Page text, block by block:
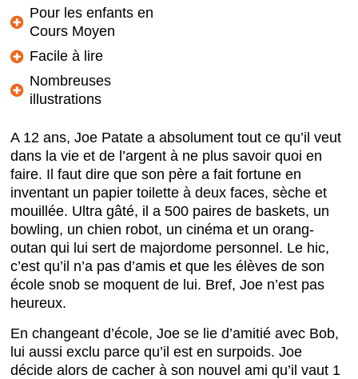
Pour les enfants en
Cours Moyen
Facile à lire
Nombreuses
illustrations
A 12 ans, Joe Patate a absolument tout ce qu’il veut
dans la vie et de l’argent à ne plus savoir quoi en
faire. Il faut dire que son père a fait fortune en
inventant un papier toilette à deux faces, sèche et
mouillée. Ultra gâté, il a 500 paires de baskets, un
bowling, un chien robot, un cinéma et un orang-
outan qui lui sert de majordome personnel. Le hic,
c’est qu’il n’a pas d’amis et que les élèves de son
école snob se moquent de lui. Bref, Joe n’est pas
heureux.
En changeant d’école, Joe se lie d’amitié avec Bob,
lui aussi exclu parce qu’il est en surpoids. Joe
décide alors de cacher à son nouvel ami qu’il vaut 1